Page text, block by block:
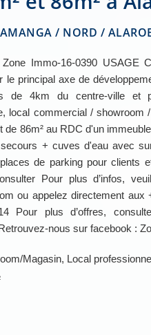
/ NORD /
Immo-16-0390 USAGE
le principal axe de
de 4km du centre-ville et
local commercial / showroom
de 86m² au RDC d'un
+ cuves d'eau avec
de parking pour clients
Pour plus d’infos,
ou appelez directement aux
Pour plus d’offres,
nous sur facebook :
Magasin, Local